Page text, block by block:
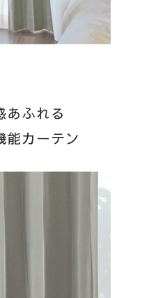
あふれる
能カーテン